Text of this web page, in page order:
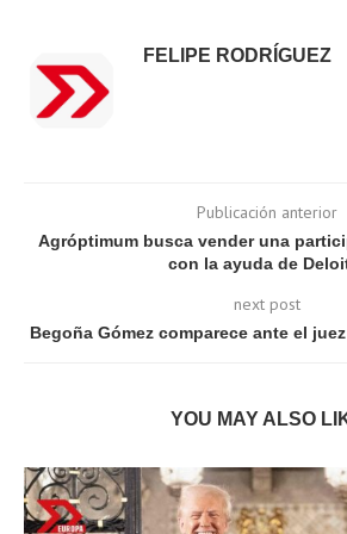
FELIPE RODRÍGUEZ
Publicación anterior
Agróptimum busca vender una
con la ayuda de
next post
Begoña Gómez comparece ante el
YOU MAY ALSO